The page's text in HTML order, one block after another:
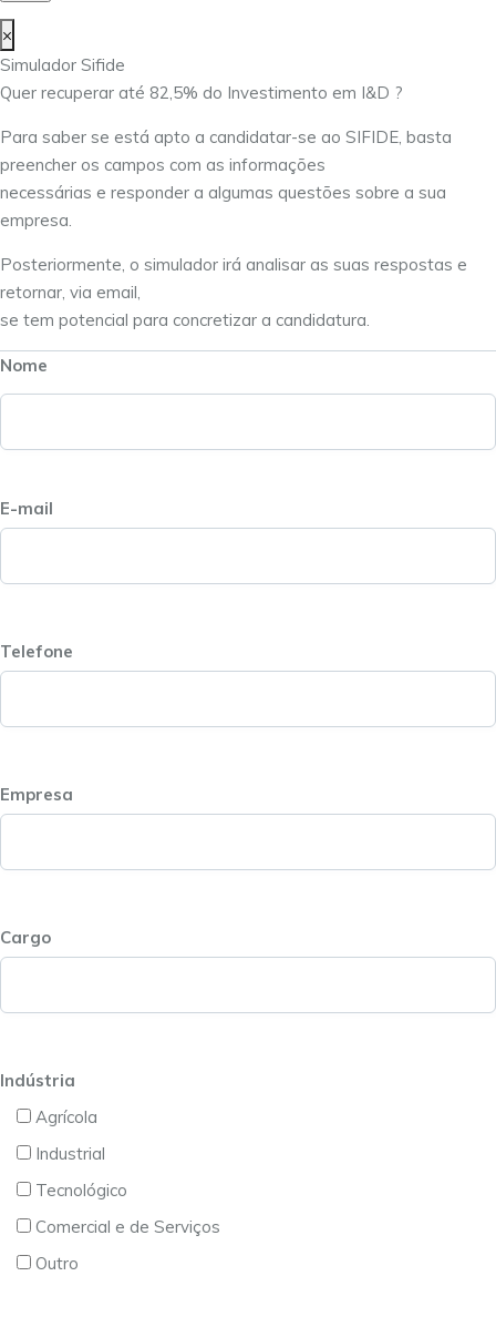
×
Simulador Sifide
Quer recuperar até 82,5% do Investimento em I&D ?
Para saber se está apto a candidatar-se ao SIFIDE, basta
preencher os campos com as informações
necessárias e responder a algumas questões sobre a sua
empresa.
Posteriormente, o simulador irá analisar as suas respostas e
retornar, via email,
se tem potencial para concretizar a candidatura.
Nome
E-mail
Telefone
Empresa
Cargo
Indústria
Agrícola
Industrial
Tecnológico
Comercial e de Serviços
Outro